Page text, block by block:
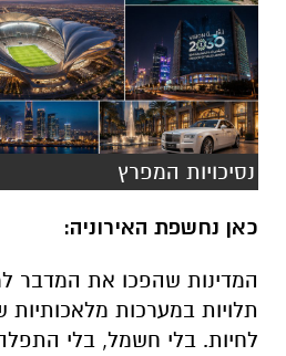
נסיכויות המפרץ
כאן נחשפת האירוניה:
המדינות שהפכו את המדבר
תלויות במערכות מלאכותיות
לחיות. בלי חשמל, בלי